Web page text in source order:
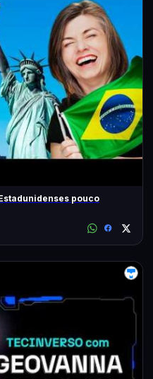
Estadunidenses pouco